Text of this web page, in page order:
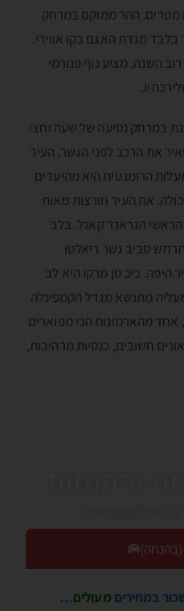
של 2200 מאתיים מטרים. ההר ממוקם במרחק
בלבד מגדת האגם בקו אווירי.
השנה, מציע נוף פנורמי
במרחק נסיעה של שעה וחצי
את הרכב לפני הגשר, העיר
הרומנטית היא מהיעדים
כולה. את העיר חורצות מאות
הגראנד קאנל. בלב
סביב גשר ריאלטו
כיכ סן מרקו היא לב
מתנשא מגדל הקמפינלה
אחד מהארמונות הכי מפוארים
חשובים, כנסיות מרהיבות,
במחירים מעולים…